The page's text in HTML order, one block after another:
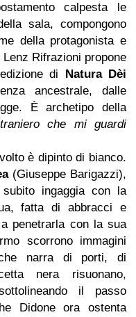
calpesta le
sala, compongono
della protagonista e
Rifrazioni propone
di Natura Dèi
ancestrale, dalle
È archetipo della
che mi guardi
è dipinto di bianco.
(Giuseppe Barigazzi),
ingaggia con la
fatta di abbracci e
penetrarla con la sua
scorrono immagini
narra di porti, di
nera risuonano,
il passo
Didone ora ostenta